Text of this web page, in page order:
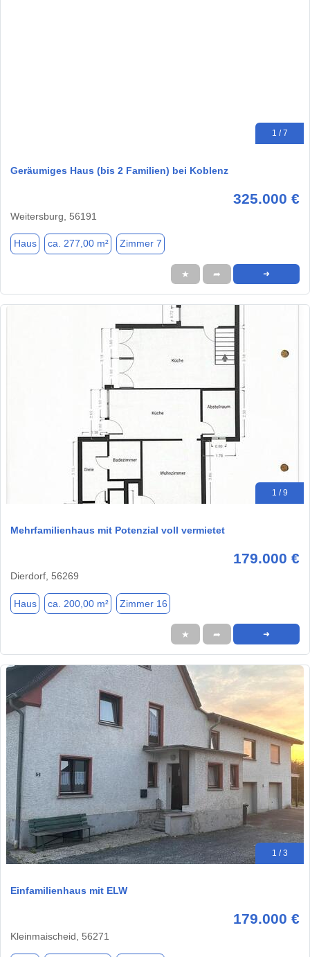
1 / 7
Geräumiges Haus (bis 2 Familien) bei Koblenz
325.000 €
Weitersburg, 56191
Haus ca. 277,00 m² Zimmer 7
★ ➦ ➜
1 / 9
Mehrfamilienhaus mit Potenzial voll vermietet
179.000 €
Dierdorf, 56269
Haus ca. 200,00 m² Zimmer 16
★ ➦ ➜
1 / 3
Einfamilienhaus mit ELW
179.000 €
Kleinmaischeid, 56271